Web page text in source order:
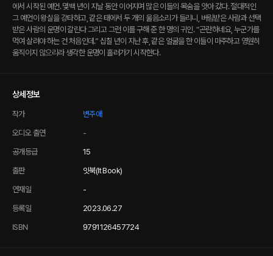
에서 시작된 예언. 몇백 년이 지날 동안 이어지며 많은 이들의 목숨을 앗아 갔다. 절대적인
그 예언이 왕실을 강타하고, 같은 태에서 두 개의 울음소리가 들리니, 버림받은 사람과 선택
받은 사람의 운명이 갈린다 그리고 그런 이를 구해 준 한 명의 귀인. “곤란하네요, 누군가를
먹여 살려야 하는 건 처음인데.” 십칠 년이 지난 후, 같은 얼굴을 한 이들이 마주하고 영원히
움직이지 않으리라 생각한 운명이 흘러가기 시작한다.
상세정보
작가 변주애
오디오 출연 -
공개등급 15
출판 잇북(It Book)
연재일 -
등록일 2023.06.27
ISBN 9791126457724